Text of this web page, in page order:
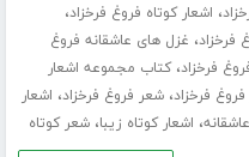
، اشعار کوتاه فروغ فرخزاد،
فرخزاد، غزل های عاشقانه فروغ
فرخزاد،کتاب مجموعه اشعار
فروغ فرخزاد،شعر فروغ فرخزاد، اشعار
، اشعار کوتاه زیبا،شعر کوتاه